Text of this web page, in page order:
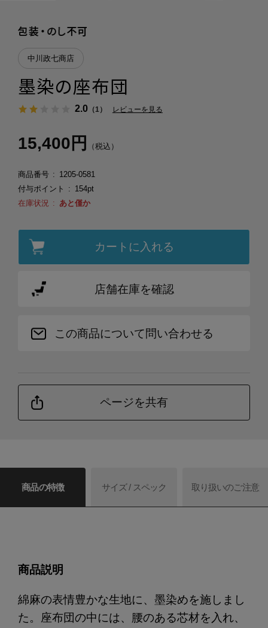
中川政七商店
墨染の座布団
2.0（1） レビューを見る
15,400円 （税込）
商品番号
1205-0581
付与ポイント
154pt
在庫状況
あと僅か
カートに入れる
店舗在庫を確認
この商品について問い合わせる
ページを共有
商品の特徴 サイズ / スペック 取り扱いのご注意
商品説明
綿麻の表情豊かな生地に、墨染めを施しまし
た。座布団の中には、腰のある芯材を入れ、